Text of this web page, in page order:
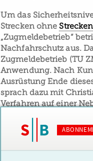
Um das
Strecken ohne
„Zugmeldebetrieb“
Nachfahrschutz aus.
Zugmeldebetrieb (TU
Anwendung. Nach
Ausrüstung Ende
sprach dazu mit
Verfahren auf einer